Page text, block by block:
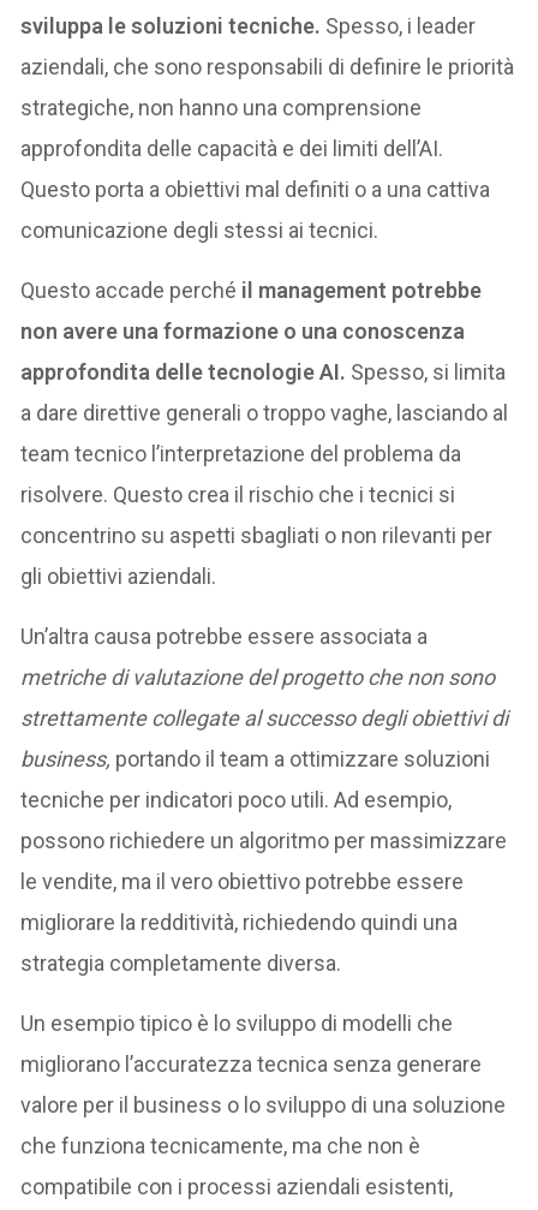
sviluppa le soluzioni tecniche. Spesso, i leader
aziendali, che sono responsabili di definire le priorità
strategiche, non hanno una comprensione
approfondita delle capacità e dei limiti dell’AI.
Questo porta a obiettivi mal definiti o a una cattiva
comunicazione degli stessi ai tecnici.
Questo accade perché il management potrebbe
non avere una formazione o una conoscenza
approfondita delle tecnologie AI. Spesso, si limita
a dare direttive generali o troppo vaghe, lasciando al
team tecnico l’interpretazione del problema da
risolvere. Questo crea il rischio che i tecnici si
concentrino su aspetti sbagliati o non rilevanti per
gli obiettivi aziendali.
Un’altra causa potrebbe essere associata a
metriche di valutazione del progetto che non sono
strettamente collegate al successo degli obiettivi di
business, portando il team a ottimizzare soluzioni
tecniche per indicatori poco utili. Ad esempio,
possono richiedere un algoritmo per massimizzare
le vendite, ma il vero obiettivo potrebbe essere
migliorare la redditività, richiedendo quindi una
strategia completamente diversa.
Un esempio tipico è lo sviluppo di modelli che
migliorano l’accuratezza tecnica senza generare
valore per il business o lo sviluppo di una soluzione
che funziona tecnicamente, ma che non è
compatibile con i processi aziendali esistenti,